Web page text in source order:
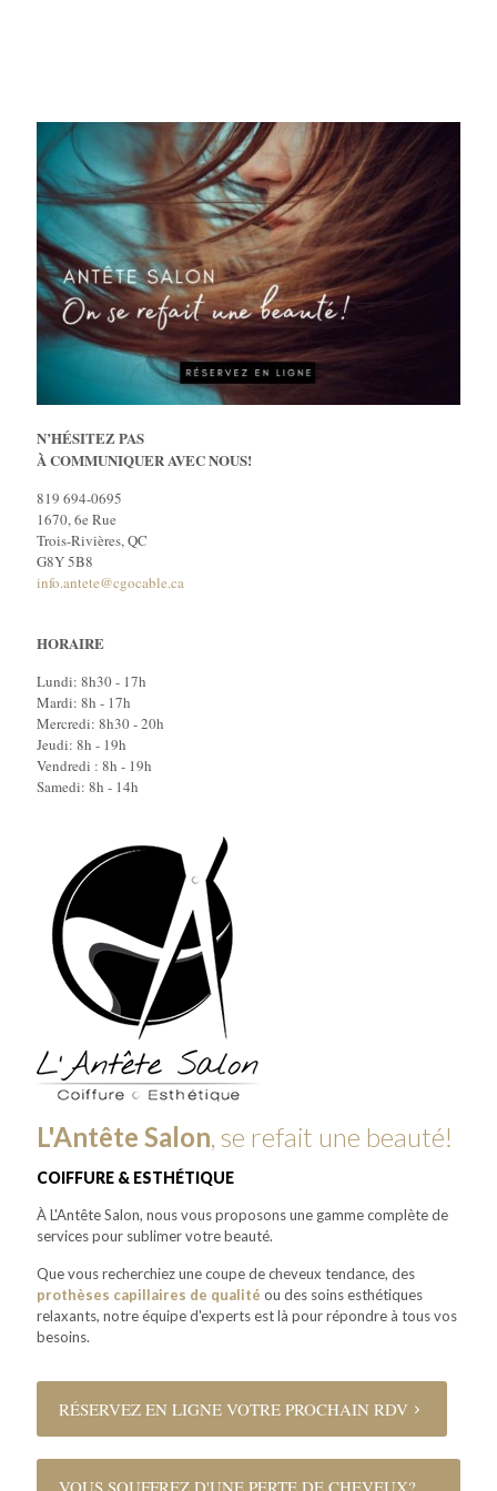
N’HÉSITEZ PAS
À COMMUNIQUER AVEC NOUS!
819 694-0695
1670, 6e Rue
Trois-Rivières, QC
G8Y 5B8
info.antete@cgocable.ca
HORAIRE
Lundi: 8h30 - 17h
Mardi: 8h - 17h
Mercredi: 8h30 - 20h
Jeudi: 8h - 19h
Vendredi : 8h - 19h
Samedi: 8h - 14h
L'Antête Salon , se refait une beauté!
COIFFURE & ESTHÉTIQUE
À L'Antête Salon, nous vous proposons une gamme complète de
services pour sublimer votre beauté.
Que vous recherchiez une coupe de cheveux tendance, des
prothèses capillaires de qualité ou des soins esthétiques
relaxants, notre équipe d'experts est là pour répondre à tous vos
besoins.
RÉSERVEZ EN LIGNE VOTRE PROCHAIN RDV
VOUS SOUFFREZ D'UNE PERTE DE CHEVEUX?